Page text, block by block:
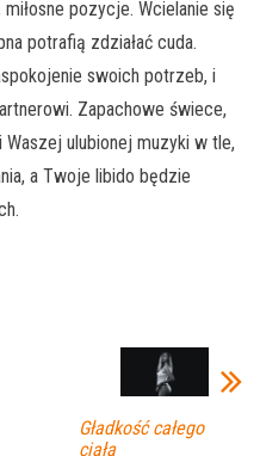
pozycje. Wcielanie się
potrafią zdziałać cuda.
swoich potrzeb, i
Zapachowe świece,
ulubionej muzyki w tle,
a Twoje libido będzie
Gładkość całego
ciała